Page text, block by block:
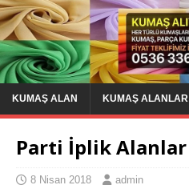
KUMAŞ ALAN KUMAŞ ALANLAR
Parti İplik Alanlar
8 Nisan 2018 admin